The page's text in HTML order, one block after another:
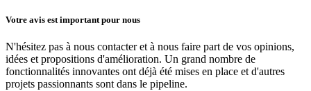
Votre avis est important pour nous
N'hésitez pas à nous contacter et à nous faire part de vos opinions,
idées et propositions d'amélioration. Un grand nombre de
fonctionnalités innovantes ont déjà été mises en place et d'autres
projets passionnants sont dans le pipeline.